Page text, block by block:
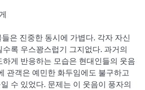
은 진중한 동시에 가볍다. 각자 자신
록 우스꽝스럽기 그지없다. 과거의
게 반응하는 모습은 현대인들의 웃음
관객은 예민한 화두임에도 불구하고
수 있었다. 문제는 이 웃음이 풍자의